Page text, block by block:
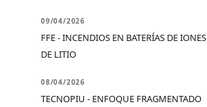
09/04/2026
FFE - INCENDIOS EN BATERÍAS DE IONES
DE LITIO
08/04/2026
TECNOPIU - ENFOQUE FRAGMENTADO